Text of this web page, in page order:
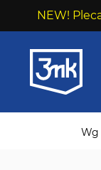
NEW!
Przejdź
do
treści
Wg